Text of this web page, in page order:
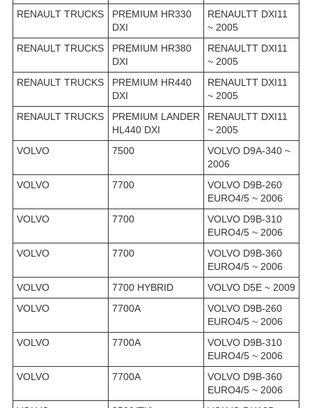
RENAULT TRUCKS
PREMIUM HR330
DXI
RENAULTT DXI11
~ 2005
RENAULT TRUCKS
PREMIUM HR380
DXI
RENAULTT DXI11
~ 2005
RENAULT TRUCKS
PREMIUM HR440
DXI
RENAULTT DXI11
~ 2005
RENAULT TRUCKS
PREMIUM LANDER
HL440 DXI
RENAULTT DXI11
~ 2005
VOLVO
7500
VOLVO D9A-340 ~
2006
VOLVO
7700
VOLVO D9B-260
EURO4/5 ~ 2006
VOLVO
7700
VOLVO D9B-310
EURO4/5 ~ 2006
VOLVO
7700
VOLVO D9B-360
EURO4/5 ~ 2006
VOLVO
7700 HYBRID
VOLVO D5E ~ 2009
VOLVO
7700A
VOLVO D9B-260
EURO4/5 ~ 2006
VOLVO
7700A
VOLVO D9B-310
EURO4/5 ~ 2006
VOLVO
7700A
VOLVO D9B-360
EURO4/5 ~ 2006